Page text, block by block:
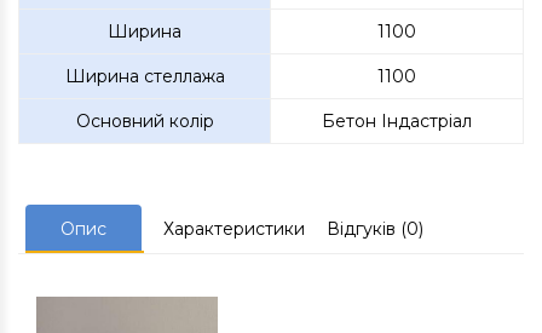
Ширина 1100
Ширина стеллажа 1100
Основний колір Бетон Індастріал
Опис Характеристики Відгуків (0)